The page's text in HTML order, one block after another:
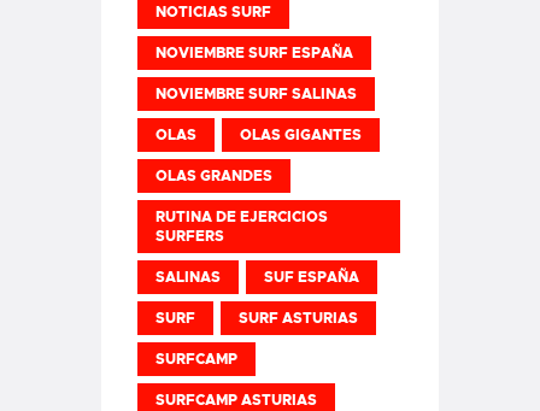
NOTICIAS SURF
NOVIEMBRE SURF ESPAÑA
NOVIEMBRE SURF SALINAS
OLAS OLAS GIGANTES
OLAS GRANDES
RUTINA DE EJERCICIOS
SURFERS
SALINAS SUF ESPAÑA
SURF SURF ASTURIAS
SURFCAMP
SURFCAMP ASTURIAS